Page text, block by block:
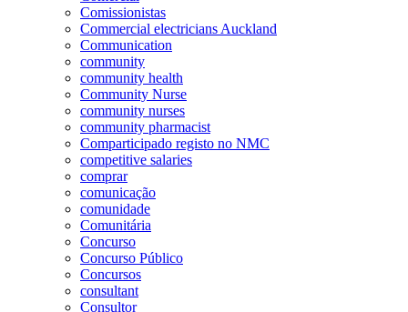
Comissionistas
Commercial electricians Auckland
Communication
community
community health
Community Nurse
community nurses
community pharmacist
Comparticipado registo no NMC
competitive salaries
comprar
comunicação
comunidade
Comunitária
Concurso
Concurso Público
Concursos
consultant
Consultor